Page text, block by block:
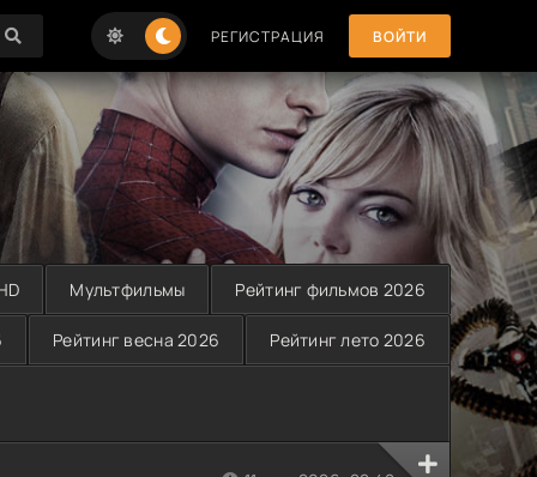
РЕГИСТРАЦИЯ ВОЙТИ
Мультфильмы Рейтинг фильмов 2026
Рейтинг весна 2026 Рейтинг лето 2026